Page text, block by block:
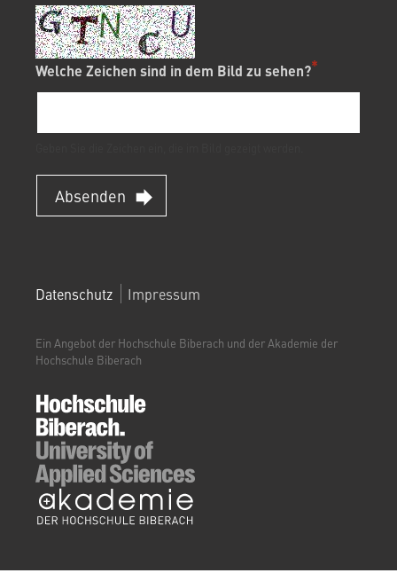
Welche Zeichen sind in dem Bild zu sehen?
Absenden
FOOTERMENÜ
Datenschutz Impressum
Ein Angebot der Hochschule Biberach und der Akademie der
Hochschule Biberach